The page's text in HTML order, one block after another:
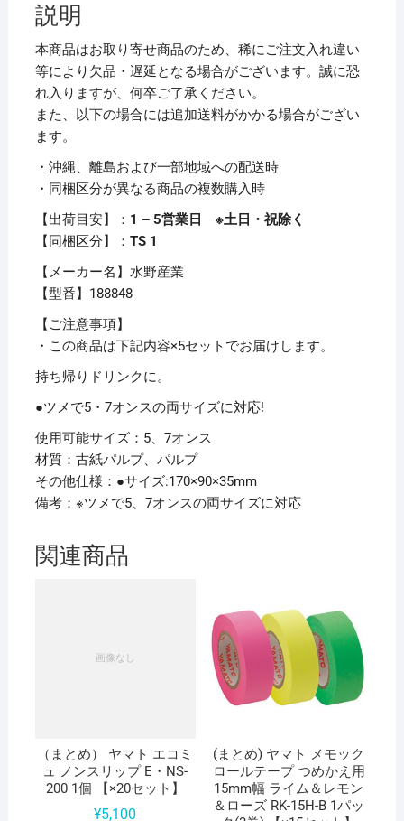
ホ
ル
ダ
パ
ッ
ク
（50
枚）
【×5
ッ
ト】
個
説明
本商品はお取り寄せ商品のため、稀にご注文入れ違い
等により欠品・遅延となる場合がございます。誠に恐
れ入りますが、何卒ご了承ください。
また、以下の場合には追加送料がかかる場合がござい
ます。
・沖縄、離島および一部地域への配送時
・同梱区分が異なる商品の複数購入時
【出荷目安】： 1 – 5営業日 ※土日・祝除く
【同梱区分】： TS 1
【メーカー名】水野産業
【型番】188848
【ご注意事項】
・この商品は下記内容×5セットでお届けします。
持ち帰りドリンクに。
●ツメで5・7オンスの両サイズに対応!
使用可能サイズ：5、7オンス
材質：古紙パルプ、パルプ
その他仕様：●サイズ:170×90×35mm
備考：※ツメで5、7オンスの両サイズに対応
関連商品
（まとめ） ヤマト エコミ
ュ ノンスリップ E・NS-
200 1個 【×20セット】
¥5,100
(まとめ) ヤマト メモック
ロールテープ つめかえ用
15mm幅 ライム＆レモン
＆ローズ RK-15H-B 1パッ